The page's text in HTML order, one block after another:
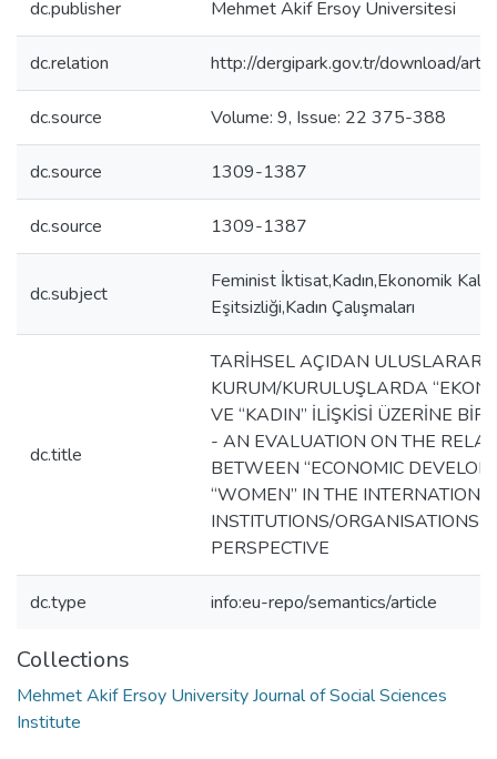
dc.publisher Mehmet Akif Ersoy Üniversitesi
dc.relation http://dergipark.gov.tr/download/
dc.source Volume: 9, Issue: 22 375-388
dc.source 1309-1387
dc.source 1309-1387
dc.subject
Feminist İktisat,Kadın,Ekonomik
Eşitsizliği,Kadın Çalışmaları
dc.title
TARİHSEL AÇIDAN
KURUM/KURULUŞLARDA
VE “KADIN” İLİŞKİSİ ÜZERİNE BİR
- AN EVALUATION ON THE
BETWEEN “ECONOMIC
“WOMEN” IN THE
INSTITUTIONS/ORGANISATIONS
PERSPECTIVE
dc.type info:eu-repo/semantics/article
Collections
Mehmet Akif Ersoy University Journal of Social Sciences
Institute